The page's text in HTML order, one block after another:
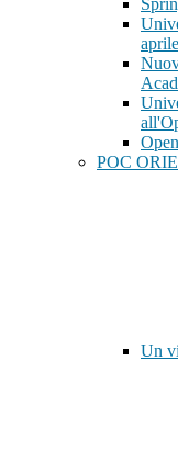
aprile
POC
Un